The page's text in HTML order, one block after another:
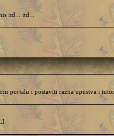
itd... itd...
portalu i postaviti razna upustva i